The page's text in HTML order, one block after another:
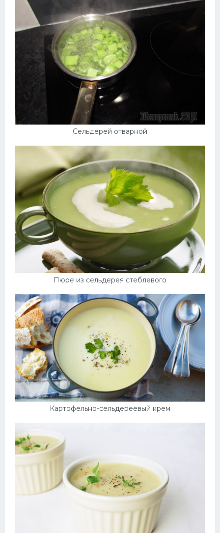
Сельдерей отварной
Пюре из сельдерея стеблевого
Картофельно-сельдереевый крем